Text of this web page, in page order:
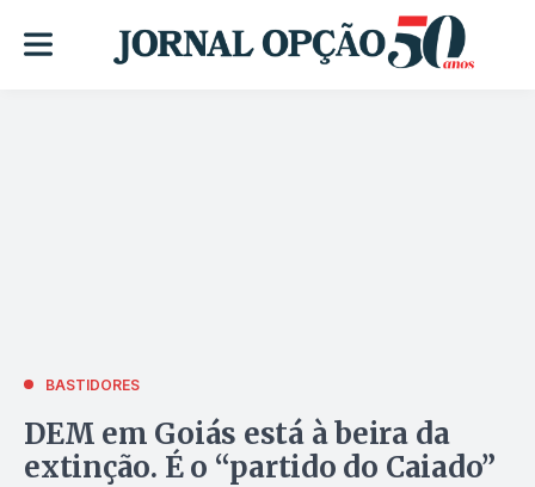
BASTIDORES
DEM em Goiás está à beira da
extinção. É o “partido do Caiado”